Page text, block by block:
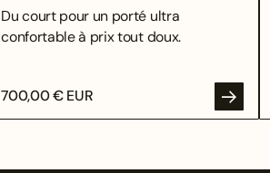
Du court pour un porté ultra
confortable à prix tout doux.
700,00 € EUR